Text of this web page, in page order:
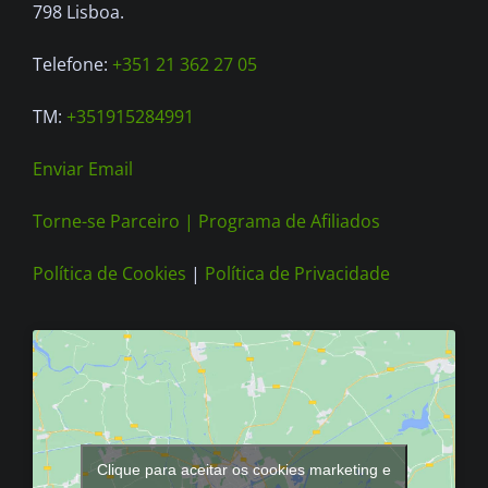
product
798 Lisboa.
Telefone: +351 21 362 27 05
TM: +351915284991
Enviar Email
Torne-se Parceiro | Programa de Afiliados
Política de Cookies | Política de Privacidade
Clique para aceitar os cookies marketing e